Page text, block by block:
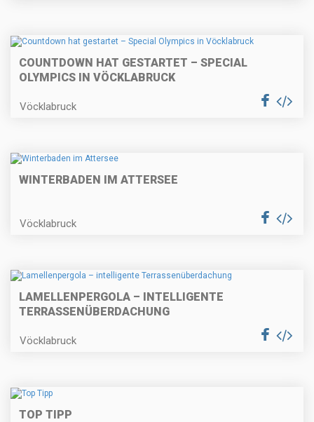
COUNTDOWN HAT GESTARTET – SPECIAL
OLYMPICS IN VÖCKLABRUCK
Vöcklabruck
WINTERBADEN IM ATTERSEE
Vöcklabruck
LAMELLENPERGOLA – INTELLIGENTE
TERRASSENÜBERDACHUNG
Vöcklabruck
TOP TIPP